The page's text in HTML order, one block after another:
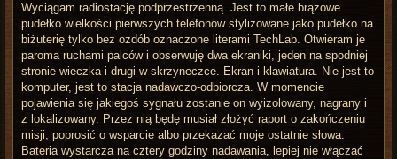
Wyciągam radiostację podprzestrzenną. Jest to małe brązowe
pudełko wielkości pierwszych telefonów stylizowane jako pudełko na
biżuterię tylko bez ozdób oznaczone literami TechLab. Otwieram je
paroma ruchami palców i obserwuję dwa ekraniki, jeden na spodniej
stronie wieczka i drugi w skrzyneczce. Ekran i klawiatura. Nie jest to
komputer, jest to stacja nadawczo-odbiorcza. W momencie
pojawienia się jakiegoś sygnału zostanie on wyizolowany, nagrany i
z lokalizowany. Przez nią będę musiał złożyć raport o zakończeniu
misji, poprosić o wsparcie albo przekazać moje ostatnie słowa.
Bateria wystarcza na cztery godziny nadawania, lepiej nie włączać